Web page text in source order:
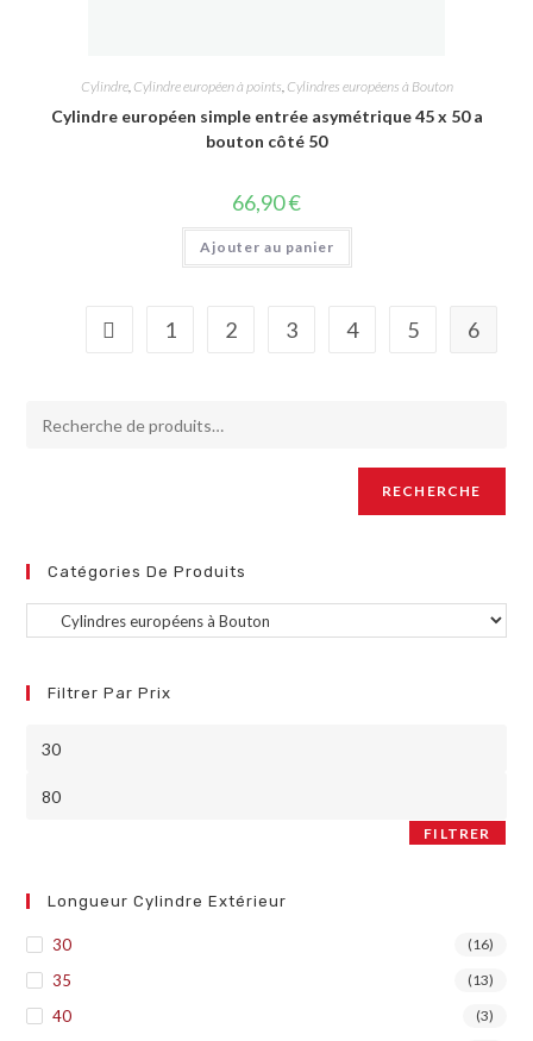
Cylindre, Cylindre européen à points Cylindres européens à Bouton
Cylindre européen simple entrée asymétrique 45 x 50 a
bouton côté 50
66,90€
Ajouter au panier
1 2 3 4 5 6
RECHERCHE
Catégories De Produits
Filtrer Par Prix
FILTRER
Longueur Cylindre Extérieur
30 (16)
35 (13)
40 (3)